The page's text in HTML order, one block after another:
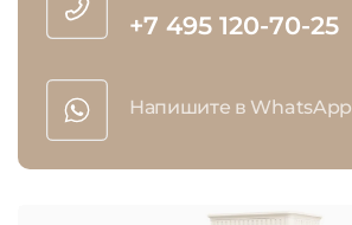
+7 495 120-70-25
Напишите в WhatsApp